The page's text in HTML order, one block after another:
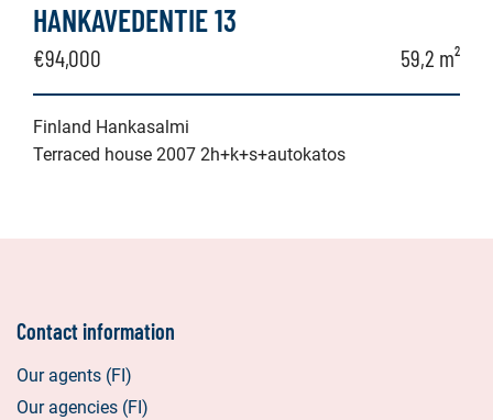
HANKAVEDENTIE 13
€94,000 59,2 m²
Finland Hankasalmi
Terraced house 2007 2h+k+s+autokatos
Contact information
Our agents (FI)
Our agencies (FI)